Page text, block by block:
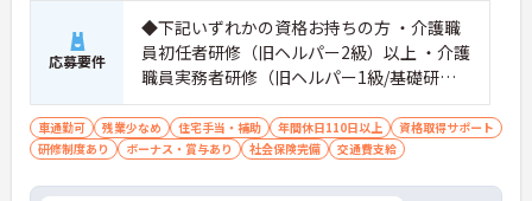
応募要件
◆下記いずれかの資格お持ちの方 ・介護職
員初任者研修（旧ヘルパー2級）以上 ・介護
職員実務者研修（旧ヘルパー1級/基礎研
修） ・介護福祉士
車通勤可 残業少なめ 住宅手当・補助 年間休日110日以上
資格取得サポート
研修制度あり
ボーナス・賞与あり 社会保険完備 交通費支給